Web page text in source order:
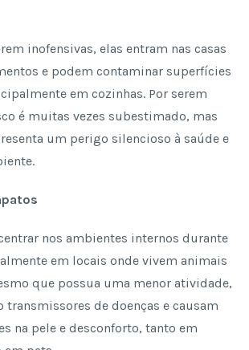
inofensivas, elas entram nas casas
e podem contaminar superfícies
em cozinhas. Por serem
é muitas vezes subestimado, mas
um perigo silencioso à saúde e
nos ambientes internos durante
em locais onde vivem animais
que possua uma menor atividade,
transmissores de doenças e causam
na pele e desconforto, tanto em